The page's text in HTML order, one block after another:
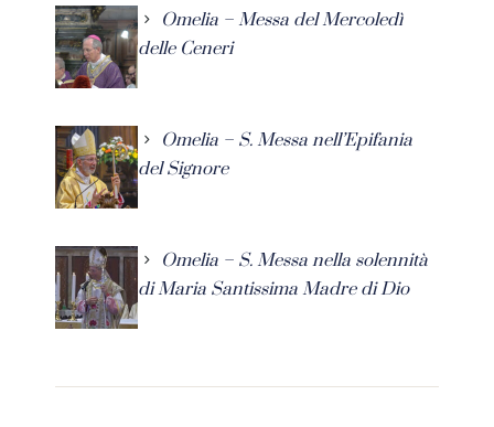
Omelia – Messa del Mercoledì
delle Ceneri
Omelia – S. Messa nell’Epifania
del Signore
Omelia – S. Messa nella solennità
di Maria Santissima Madre di Dio